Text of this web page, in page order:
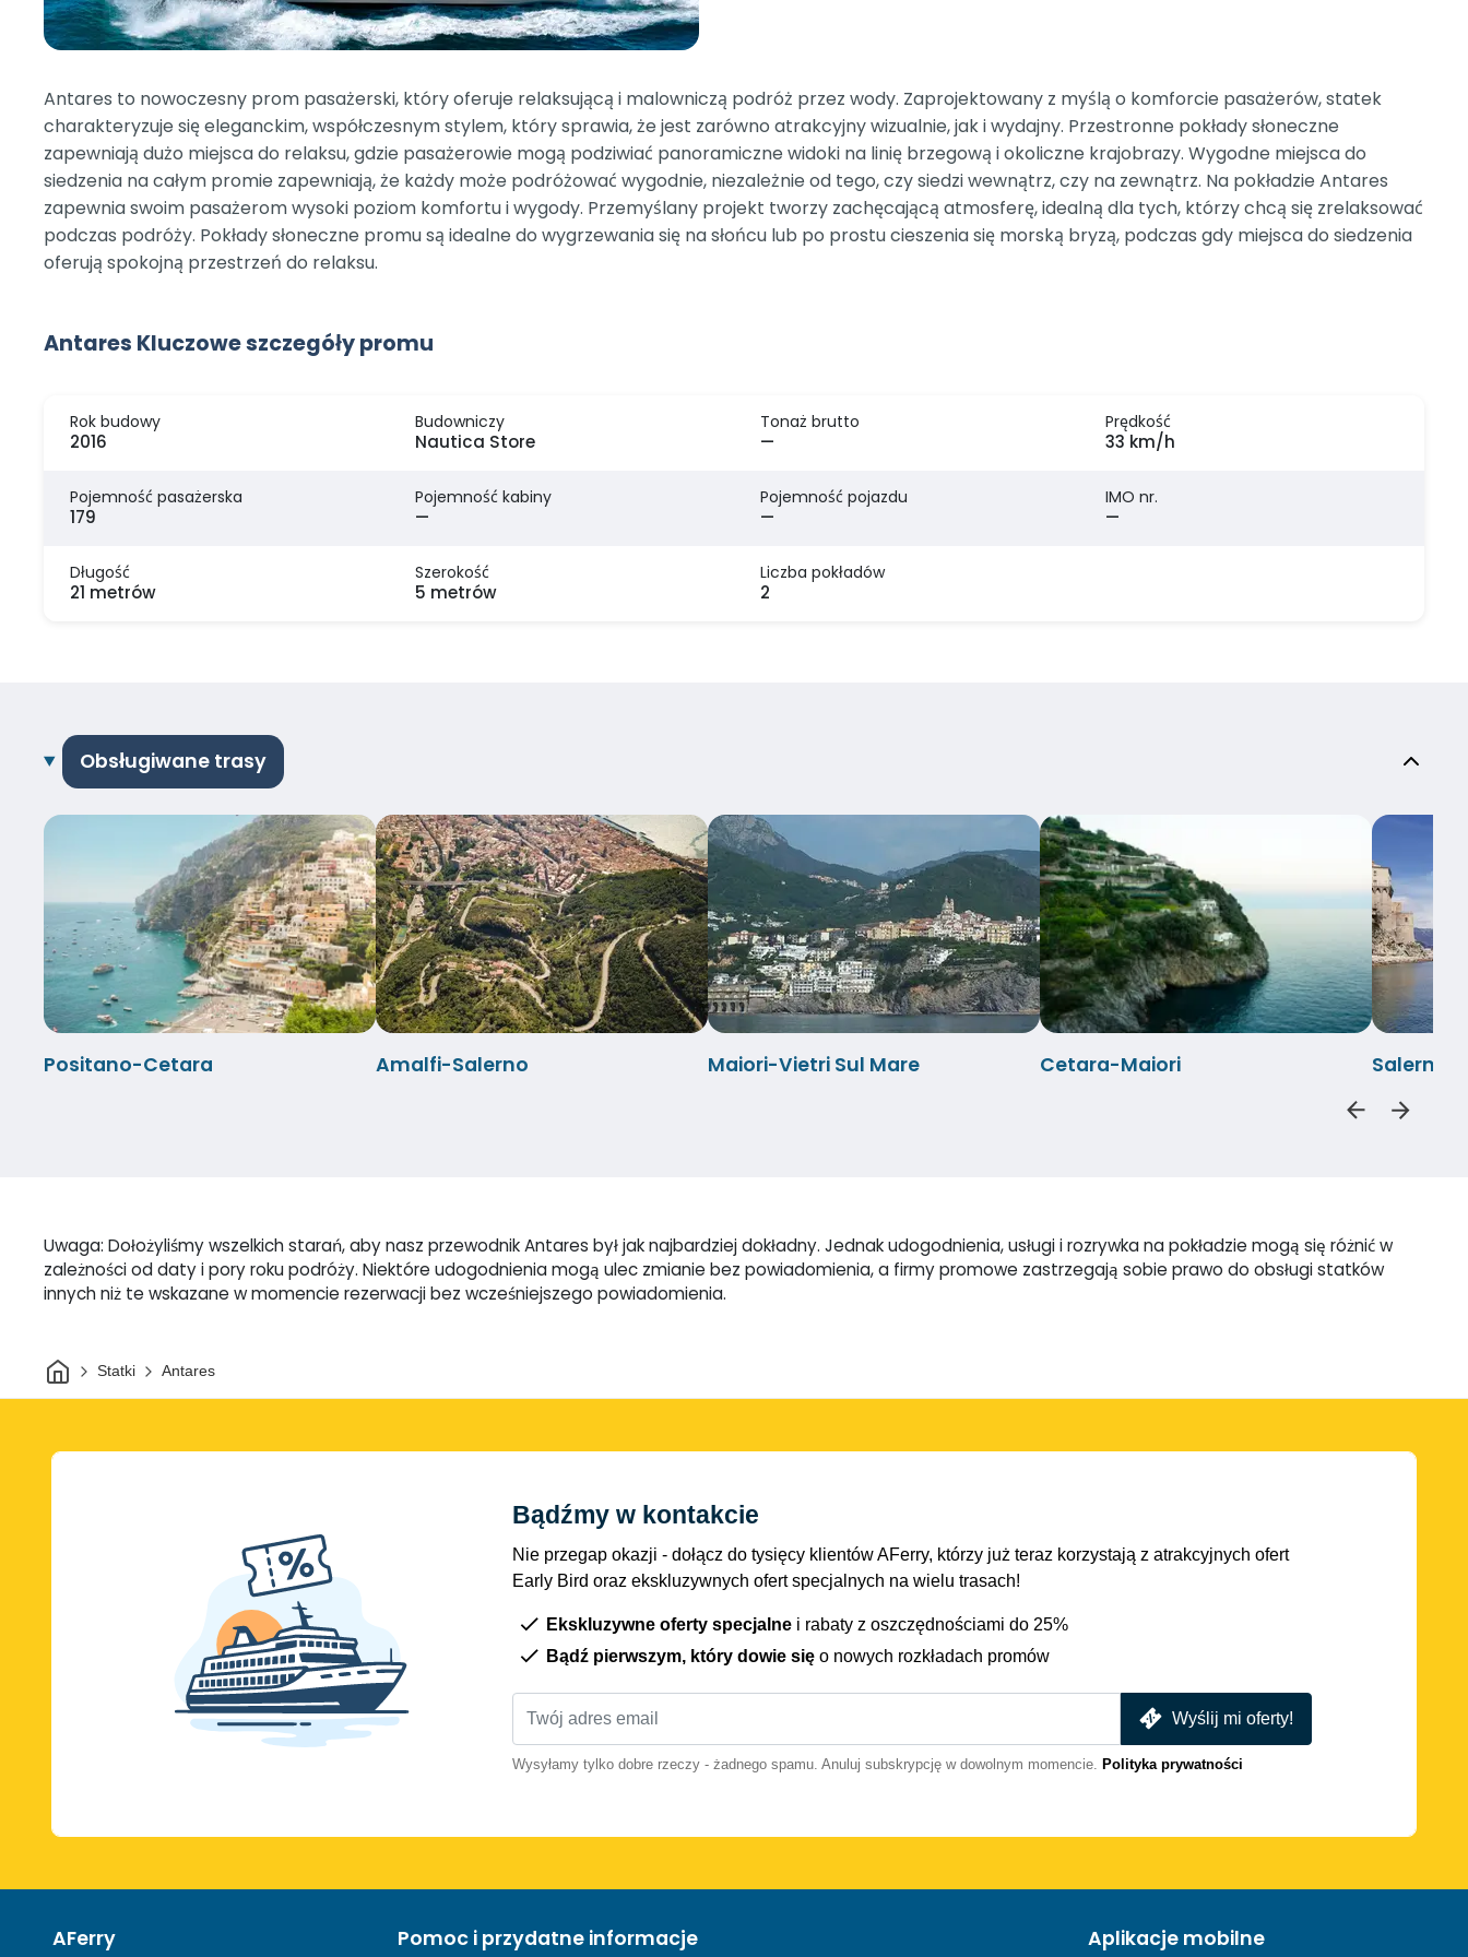
Antares to nowoczesny prom pasażerski, który oferuje relaksującą i malowniczą podróż przez wody. Zaprojektowany z myślą o komforcie pasażerów, statek
charakteryzuje się eleganckim, współczesnym stylem, który sprawia, że jest zarówno atrakcyjny wizualnie, jak i wydajny. Przestronne pokłady słoneczne
zapewniają dużo miejsca do relaksu, gdzie pasażerowie mogą podziwiać panoramiczne widoki na linię brzegową i okoliczne krajobrazy. Wygodne miejsca do
siedzenia na całym promie zapewniają, że każdy może podróżować wygodnie, niezależnie od tego, czy siedzi wewnątrz, czy na zewnątrz. Na pokładzie Antares
zapewnia swoim pasażerom wysoki poziom komfortu i wygody. Przemyślany projekt tworzy zachęcającą atmosferę, idealną dla tych, którzy chcą się zrelaksować
podczas podróży. Pokłady słoneczne promu są idealne do wygrzewania się na słońcu lub po prostu cieszenia się morską bryzą, podczas gdy miejsca do siedzenia
oferują spokojną przestrzeń do relaksu.
Antares Kluczowe szczegóły promu
Rok budowy
2016
Budowniczy
Nautica Store
Tonaż brutto
—
Prędkość
33 km/h
Pojemność pasażerska
179
Pojemność kabiny
—
Pojemność pojazdu
—
IMO nr.
—
Długość
21 metrów
Szerokość
5 metrów
Liczba pokładów
2
Obsługiwane trasy
Positano-Cetara Amalfi-Salerno Maiori-Vietri Sul Mare Cetara-Maiori Salerno-
Uwaga: Dołożyliśmy wszelkich starań, aby nasz przewodnik Antares był jak najbardziej dokładny. Jednak udogodnienia, usługi i rozrywka na pokładzie mogą się różnić w
zależności od daty i pory roku podróży. Niektóre udogodnienia mogą ulec zmianie bez powiadomienia, a firmy promowe zastrzegają sobie prawo do obsługi statków
innych niż te wskazane w momencie rezerwacji bez wcześniejszego powiadomienia.
DomStatki Antares
Bądźmy w kontakcie
Nie przegap okazji - dołącz do tysięcy klientów AFerry, którzy już teraz korzystają z atrakcyjnych ofert
Early Bird oraz ekskluzywnych ofert specjalnych na wielu trasach!
Ekskluzywne oferty specjalne i rabaty z oszczędnościami do 25%
Bądź pierwszym, który dowie się o nowych rozkładach promów
Wyślij mi oferty!
Wysyłamy tylko dobre rzeczy - żadnego spamu. Anuluj subskrypcję w dowolnym momencie. Polityka prywatności
AFerry Pomoc i przydatne informacje Aplikacje mobilne